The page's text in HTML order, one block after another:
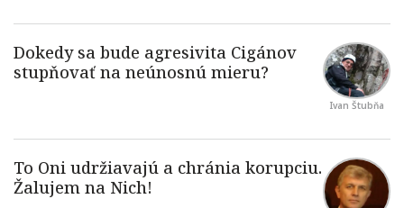
Ivan Štubňa